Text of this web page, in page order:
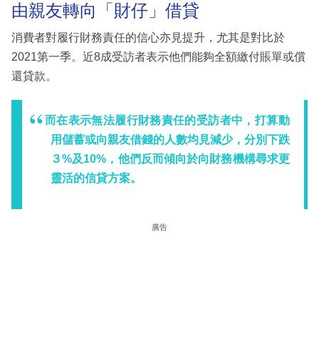
由親友轉向「財仔」借貸
消費者對履行財務責任的信心亦見提升，尤其是對比於
2021第一季。近8成受訪者表示他們能夠全額繳付賬單或償
還貸款。
而在表示無法履行財務責任的受訪者中，打算動
用儲蓄或向親友借錢的人數均見減少，分別下跌
３%及10%，他們反而傾向於向財務機構尋求更
靈活的信貸方案。
廣告